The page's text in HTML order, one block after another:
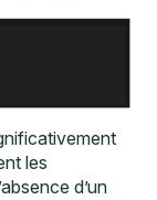
les
d’un